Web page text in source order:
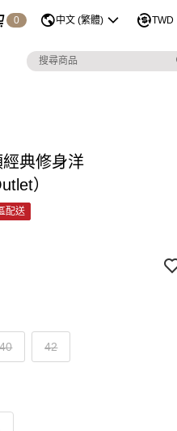
0 中文 (繁體) TWD
典修身洋
）
配送
40 42